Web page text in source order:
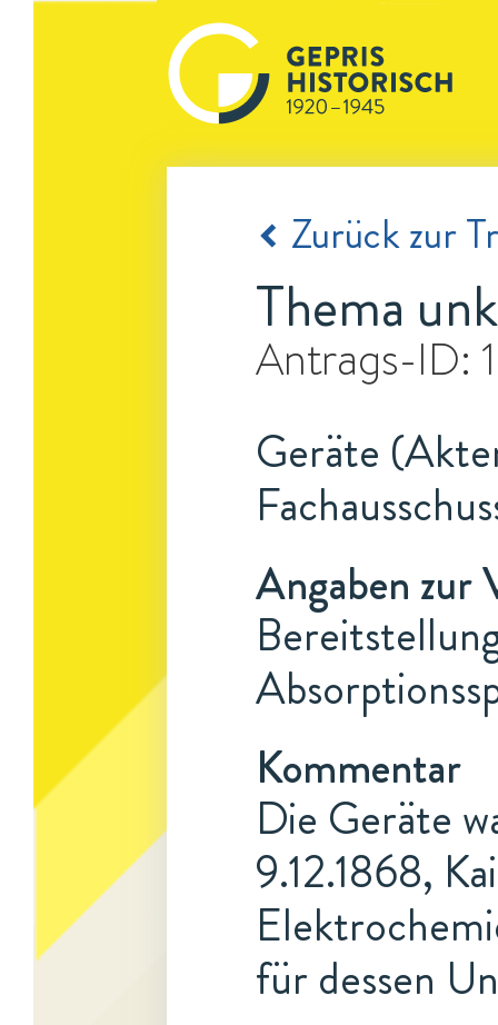
Zurück zur
Thema
Antrags-ID:
Geräte
Angaben zur
Kommentar
Die Geräte
9.12.1868,
für dessen